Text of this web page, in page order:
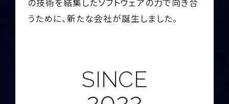
の技術を結集したソフトウェアの力で向き合
うために、新たな会社が誕生しました。
SINCE